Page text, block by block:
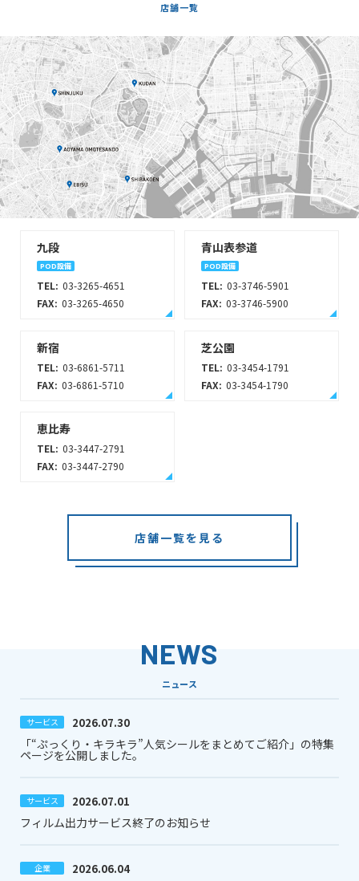
店舗一覧
九段
POD設備
TEL: 03-3265-4651
FAX: 03-3265-4650
青山表参道
POD設備
TEL: 03-3746-5901
FAX: 03-3746-5900
新宿
TEL: 03-6861-5711
FAX: 03-6861-5710
芝公園
TEL: 03-3454-1791
FAX: 03-3454-1790
恵比寿
TEL: 03-3447-2791
FAX: 03-3447-2790
店舗一覧を見る
NEWS
ニュース
サービス 2026.07.30
「“ぷっくり・キラキラ”人気シールをまとめてご紹介」の特集
ページを公開しました。
サービス 2026.07.01
フィルム出力サービス終了のお知らせ
企業 2026.06.04